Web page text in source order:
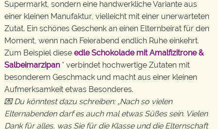
Supermarkt, sondern eine handwerkliche Variante aus
einer kleinen Manufaktur, vielleicht mit einer unerwarteten
Zutat. Ein schönes Geschenk an einen Elternbeirat für den
Moment, wenn nach Feierabend endlich Ruhe einkehrt.
Zum Beispiel diese edle Schokolade mit Amalfizitrone &
Salbeimarzipan * verbindet hochwertige Zutaten mit
besonderem Geschmack und macht aus einer kleinen
Aufmerksamkeit etwas Besonderes.
💌 Du könntest dazu schreiben: „Nach so vielen
Elternabenden darf es auch mal etwas Süßes sein. Vielen
Dank für alles, was Sie für die Klasse und die Elternschaft